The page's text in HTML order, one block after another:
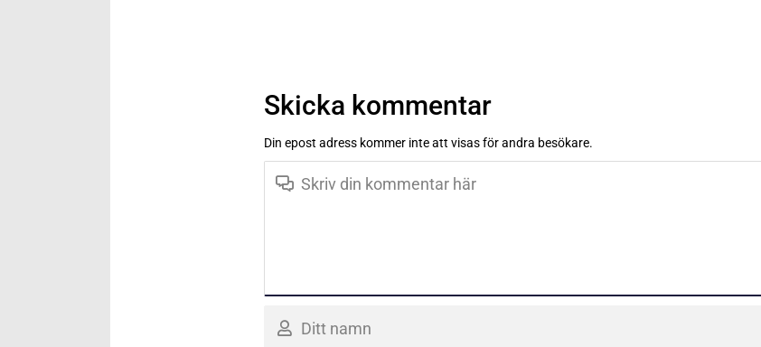
Skicka kommentar
Din epost adress kommer inte att visas för andra besökare.